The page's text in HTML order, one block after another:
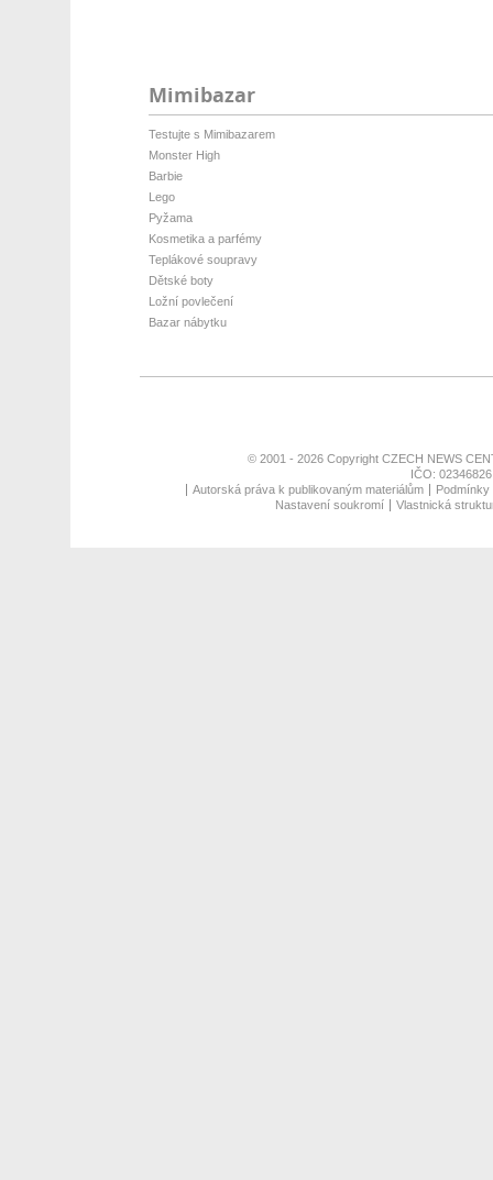
Mimibazar
Testujte s Mimibazarem
Monster High
Barbie
Lego
Pyžama
Kosmetika a parfémy
Teplákové soupravy
Dětské boty
Ložní povlečení
Bazar nábytku
© 2001 - 2026 Copyright CZECH NEWS
IČO:
Autorská práva k publikovaným materiálům
Nastavení soukromí
Vlastnická